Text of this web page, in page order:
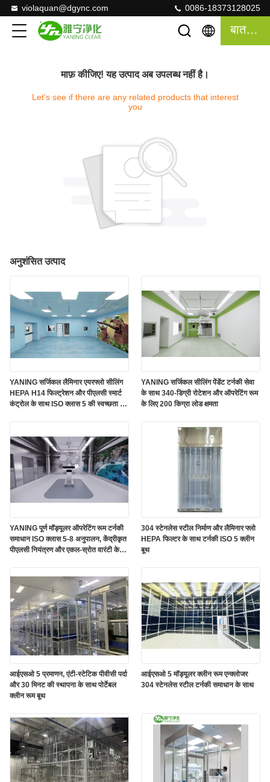
violaquan@dgync.com 0086-18373128025
बात करना
माफ़ कीजिए! यह उत्पाद अब उपलब्ध नहीं है।
Let's see if there are any related products that interest
you
अनुशंसित उत्पाद
YANING सर्जिकल लैमिनार एयरफ्लो सीलिंग
HEPA H14 फिल्ट्रेशन और पीएलसी स्मार्ट
कंट्रोल के साथ ISO क्लास 5 की स्वच्छता के
YANING सर्जिकल सीलिंग पेंडेंट टर्नकी सेवा
के साथ 340-डिग्री रोटेशन और ऑपरेटिंग रूम
के लिए 200 किग्रा लोड क्षमता
YANING पूर्ण मॉड्यूलर ऑपरेटिंग रूम टर्नकी
समाधान ISO क्लास 5-8 अनुपालन, केंद्रीकृत
पीएलसी नियंत्रण और एकल-स्रोत वारंटी के
304 स्टेनलेस स्टील निर्माण और लैमिनार फ्लो
HEPA फिल्टर के साथ टर्नकी ISO 5 क्लीन
बूथ
आईएसओ 5 प्रमाणन, एंटी-स्टेटिक पीवीसी पर्दा
और 30 मिनट की स्थापना के साथ पोर्टेबल
क्लीन रूम बूथ
आईएसओ 5 मॉड्यूलर क्लीन रूम एन्क्लोजर
304 स्टेनलेस स्टील टर्नकी समाधान के साथ